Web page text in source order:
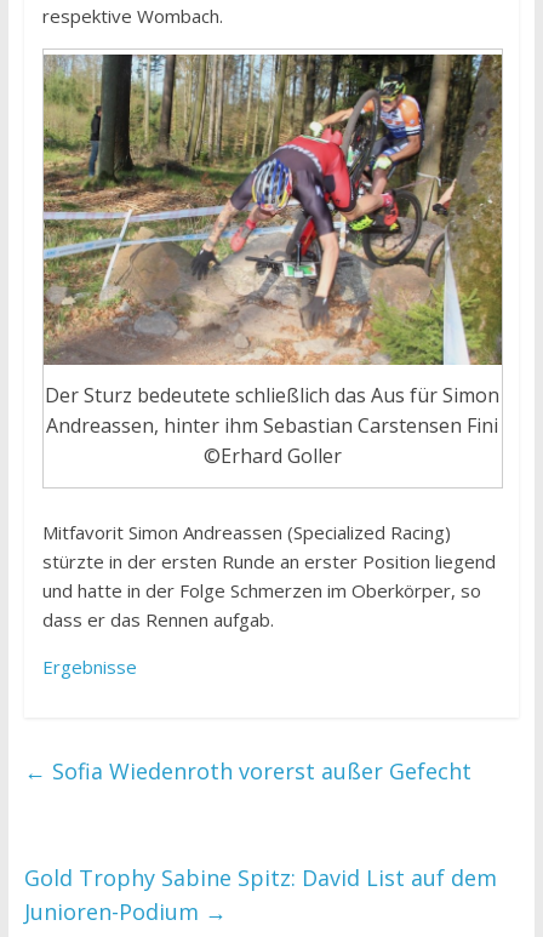
respektive Wombach.
Der Sturz bedeutete schließlich das Aus für Simon
Andreassen, hinter ihm Sebastian Carstensen Fini
©Erhard Goller
Mitfavorit Simon Andreassen (Specialized Racing)
stürzte in der ersten Runde an erster Position liegend
und hatte in der Folge Schmerzen im Oberkörper, so
dass er das Rennen aufgab.
Ergebnisse
← Sofia Wiedenroth vorerst außer Gefecht
Gold Trophy Sabine Spitz: David List auf dem
Junioren-Podium →